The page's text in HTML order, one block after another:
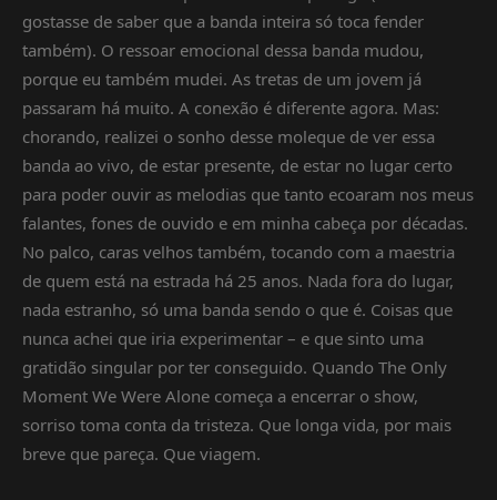
gostasse de saber que a banda inteira só toca fender
também). O ressoar emocional dessa banda mudou,
porque eu também mudei. As tretas de um jovem já
passaram há muito. A conexão é diferente agora. Mas:
chorando, realizei o sonho desse moleque de ver essa
banda ao vivo, de estar presente, de estar no lugar certo
para poder ouvir as melodias que tanto ecoaram nos meus
falantes, fones de ouvido e em minha cabeça por décadas.
No palco, caras velhos também, tocando com a maestria
de quem está na estrada há 25 anos. Nada fora do lugar,
nada estranho, só uma banda sendo o que é. Coisas que
nunca achei que iria experimentar – e que sinto uma
gratidão singular por ter conseguido. Quando The Only
Moment We Were Alone começa a encerrar o show,
sorriso toma conta da tristeza. Que longa vida, por mais
breve que pareça. Que viagem.